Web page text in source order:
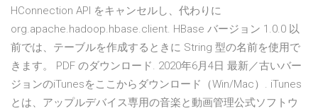
HConnection API をキャンセルし、代わりに
org.apache.hadoop.hbase.client. HBase バージョン 1.0.0 以
前では、テーブルを作成するときに String 型の名前を使用で
きます。 PDF のダウンロード. 2020年6月4日 最新／古いバー
ジョンのiTunesをここからダウンロード（Win/Mac）. iTunes
とは、アップルデバイス専用の音楽と動画管理公式ソフトウ